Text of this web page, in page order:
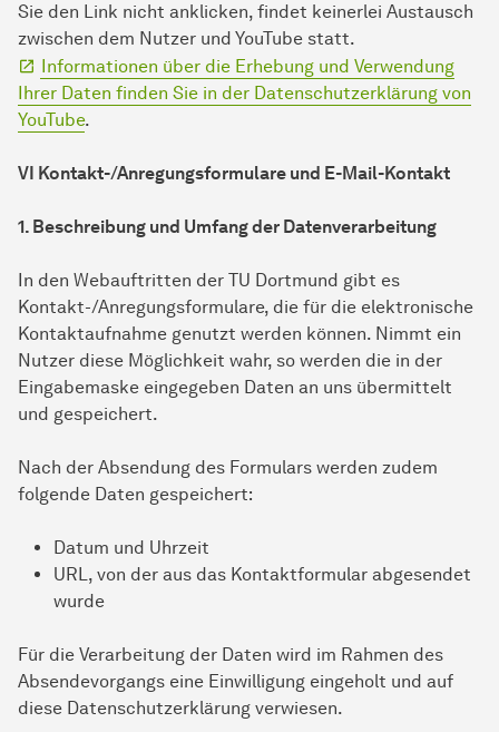
Sie den Link nicht anklicken, findet keinerlei Austausch
zwischen dem Nutzer und YouTube statt.
Informationen über die Erhebung und Verwendung
Ihrer Daten finden Sie in der Datenschutzerklärung von
YouTube.
VI Kontakt-/Anregungsformulare und E-Mail-Kontakt
1. Beschreibung und Umfang der Datenverarbeitung
In den Webauftritten der TU Dortmund gibt es
Kontakt-/Anregungsformulare, die für die elektronische
Kontaktaufnahme genutzt werden können. Nimmt ein
Nutzer diese Möglichkeit wahr, so werden die in der
Eingabemaske eingegeben Daten an uns übermittelt
und gespeichert.
Nach der Absendung des Formulars werden zudem
folgende Daten gespeichert:
Datum und Uhrzeit
URL, von der aus das Kontaktformular abgesendet
wurde
Für die Verarbeitung der Daten wird im Rahmen des
Absendevorgangs eine Einwilligung eingeholt und auf
diese Datenschutzerklärung verwiesen.